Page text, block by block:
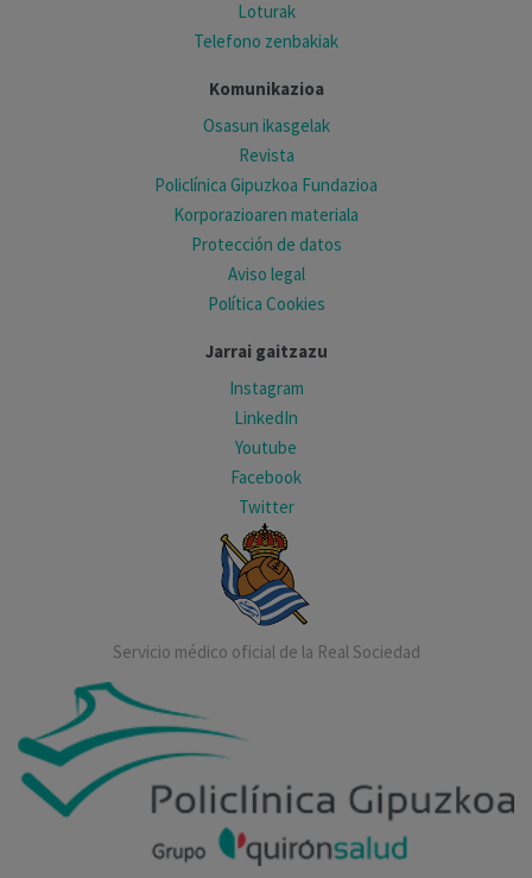
Loturak
Telefono zenbakiak
Komunikazioa
Osasun ikasgelak
Revista
Policlínica Gipuzkoa Fundazioa
Korporazioaren materiala
Protección de datos
Aviso legal
Política Cookies
Jarrai gaitzazu
Instagram
LinkedIn
Youtube
Facebook
Twitter
Servicio médico oficial de la Real Sociedad